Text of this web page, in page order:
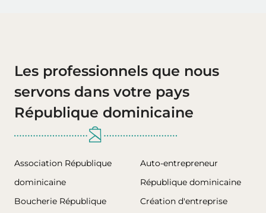
Les professionnels que nous
servons dans votre pays
République dominicaine
Association République
dominicaine
Auto-entrepreneur
République dominicaine
Boucherie République
Création d'entreprise